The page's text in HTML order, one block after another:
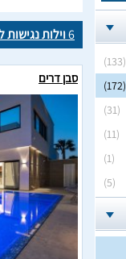
(133)
(172)
(31)
(11)
(1)
(5)
6וילות נגישות
סבן דרים